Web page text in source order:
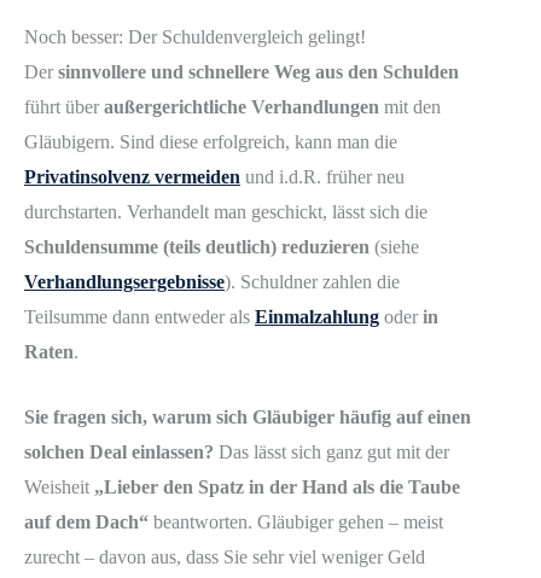
Noch besser: Der Schuldenvergleich gelingt!
Der sinnvollere und schnellere Weg aus den Schulden
führt über außergerichtliche Verhandlungen mit den
Gläubigern. Sind diese erfolgreich, kann man die
Privatinsolvenz vermeiden und i.d.R. früher neu
durchstarten. Verhandelt man geschickt, lässt sich die
Schuldensumme (teils deutlich) reduzieren (siehe
Verhandlungsergebnisse). Schuldner zahlen die
Teilsumme dann entweder als Einmalzahlung oder in
Raten.
Sie fragen sich, warum sich Gläubiger häufig auf einen
solchen Deal einlassen? Das lässt sich ganz gut mit der
Weisheit „Lieber den Spatz in der Hand als die Taube
auf dem Dach“ beantworten. Gläubiger gehen – meist
zurecht – davon aus, dass Sie sehr viel weniger Geld